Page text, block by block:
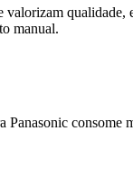
valorizam
manual.
consome